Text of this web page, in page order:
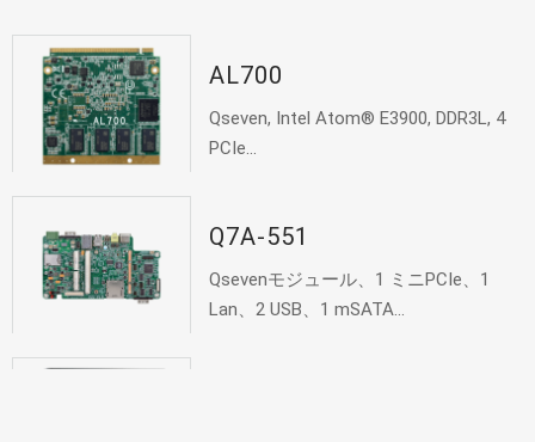
AL700
Qseven, Intel Atom® E3900, DDR3L, 4
PCIe...
Q7A-551
Qsevenモジュール、1 ミニPCIe、1
Lan、2 USB、1 mSATA...